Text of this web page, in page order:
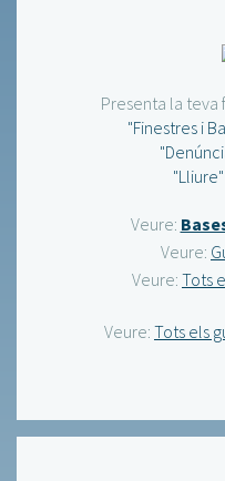
Presenta la teva
"Finestres i
Veure:
Veure:
Veure: Tots
Veure: Tots els